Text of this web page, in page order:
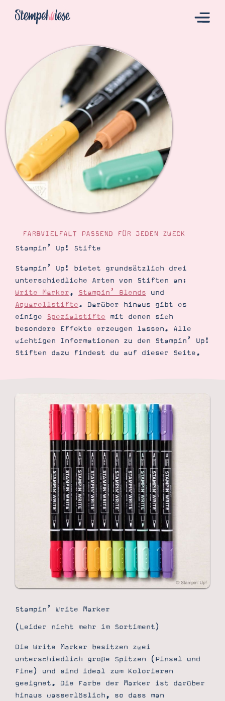
Hier Starten
Katalog
Bestellen
Kontakt
Demonstrator werden
Gutscheine
Über mich
Über Stampin’ Up!
FARBVIELFALT PASSEND FÜR JEDEN ZWECK
Stampin’ Up! Stifte
Stampin’ Up! bietet grundsätzlich drei
unterschiedliche Arten von Stiften an:
Write Marker, Stampin’ Blends und
Aquarellstifte. Darüber hinaus gibt es
einige Spezialstifte mit denen sich
besondere Effekte erzeugen lassen. Alle
wichtigen Informationen zu den Stampin’ Up!
Stiften dazu findest du auf dieser Seite.
Stampin’ Write Marker
(Leider nicht mehr im Sortiment)
Die Write Marker besitzen zwei
unterschiedlich große Spitzen (Pinsel und
Fine) und sind ideal zum Kolorieren
geeignet. Die Farbe der Marker ist darüber
hinaus wasserlöslich, so dass man